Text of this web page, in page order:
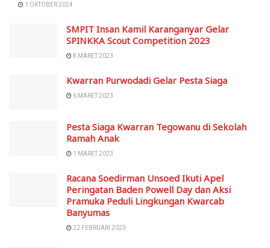
1 OKTOBER 2024
SMPIT Insan Kamil Karanganyar Gelar
SPINKKA Scout Competition 2023
8 MARET 2023
Kwarran Purwodadi Gelar Pesta Siaga
6 MARET 2023
Pesta Siaga Kwarran Tegowanu di Sekolah
Ramah Anak
1 MARET 2023
Racana Soedirman Unsoed Ikuti Apel
Peringatan Baden Powell Day dan Aksi
Pramuka Peduli Lingkungan Kwarcab
Banyumas
22 FEBRUARI 2023